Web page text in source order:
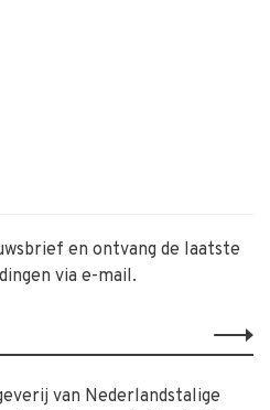
en ontvang de laatste
via e-mail.
van Nederlandstalige